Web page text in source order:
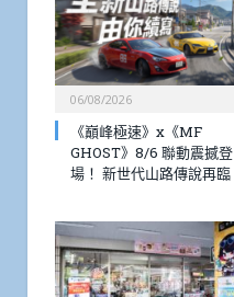
06/08/2026
《巔峰極速》x《MF
GHOST》8/6 聯動震撼登
場！ 新世代山路傳說再臨